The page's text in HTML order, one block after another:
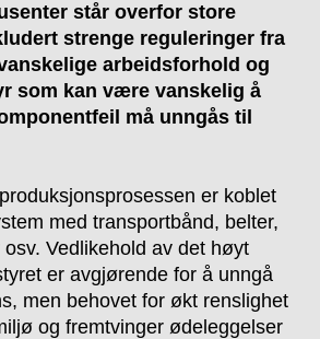
står overfor store
strenge reguleringer fra
arbeidsforhold og
som kan være vanskelig å
må unngås til
er koblet
med transportbånd, belter,
Vedlikehold av det høyt
er avgjørende for å unngå
men behovet for økt renslighet
og fremtvinger ødeleggelser